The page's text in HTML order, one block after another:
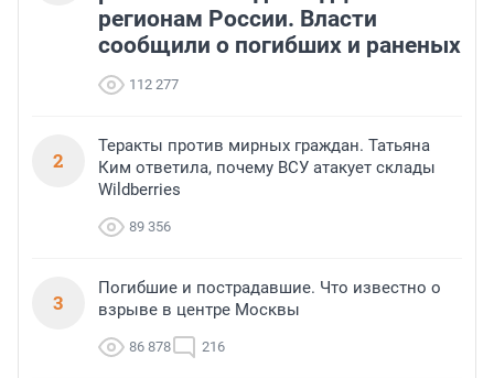
регионам России. Власти
сообщили о погибших и раненых
112 277
2
Теракты против мирных граждан. Татьяна
Ким ответила, почему ВСУ атакует склады
Wildberries
89 356
3
Погибшие и пострадавшие. Что известно о
взрыве в центре Москвы
86 878 216